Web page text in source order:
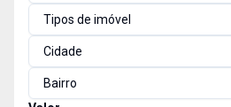
Tipos de imóvel
Cidade
Bairro